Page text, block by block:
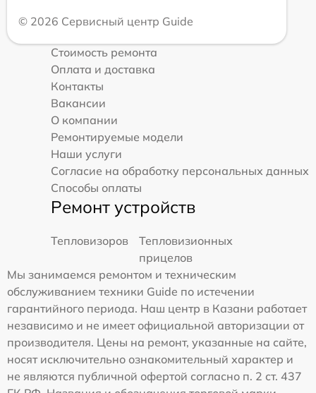
© 2026 Сервисный центр Guide
Стоимость ремонта
Оплата и доставка
Контакты
Вакансии
О компании
Ремонтируемые модели
Наши услуги
Согласие на обработку персональных данных
Способы оплаты
Ремонт устройств
Тепловизоров
Тепловизионных
прицелов
Мы занимаемся ремонтом и техническим
обслуживанием техники Guide по истечении
гарантийного периода. Наш центр в Казани работает
независимо и не имеет официальной авторизации от
производителя. Цены на ремонт, указанные на сайте,
носят исключительно ознакомительный характер и
не являются публичной офертой согласно п. 2 ст. 437